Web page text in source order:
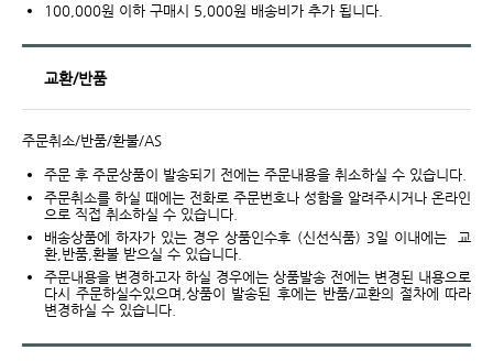
100,000원 이하 구매시 5,000원 배송비가 추가 됩니다.
교환/반품
주문취소/반품/환불/AS
주문 후 주문상품이 발송되기 전에는 주문내용을 취소하실 수 있습니다.
주문취소를 하실 때에는 전화로 주문번호나 성함을 알려주시거나 온라인
으로 직접 취소하실 수 있습니다.
배송상품에 하자가 있는 경우 상품인수후 (신선식품) 3일 이내에는 교
환,반품,환불 받으실 수 있습니다.
주문내용을 변경하고자 하실 경우에는 상품발송 전에는 변경된 내용으로
다시 주문하실수있으며,상품이 발송된 후에는 반품/교환의 절차에 따라
변경하실 수 있습니다.